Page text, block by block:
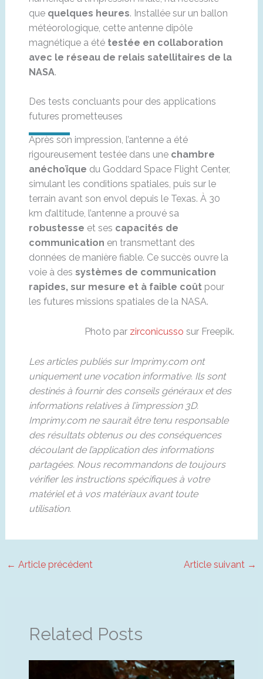
que quelques heures. Installée sur un ballon
météorologique, cette antenne dipôle
magnétique a été testée en collaboration
avec le réseau de relais satellitaires de la
NASA.
Des tests concluants pour des applications
futures prometteuses
Après son impression, l’antenne a été
rigoureusement testée dans une chambre
anéchoïque du Goddard Space Flight Center,
simulant les conditions spatiales, puis sur le
terrain avant son envol depuis le Texas. À 30
km d’altitude, l’antenne a prouvé sa
robustesse et ses capacités de
communication en transmettant des
données de manière fiable. Ce succès ouvre la
voie à des systèmes de communication
rapides, sur mesure et à faible coûtpour
les futures missions spatiales de la NASA.
Photo par zirconicusso sur Freepik.
Les articles publiés sur Imprimy.com ont
uniquement une vocation informative. Ils sont
destinés à fournir des conseils généraux et des
informations relatives à l’impression 3D.
Imprimy.com ne saurait être tenu responsable
des résultats obtenus ou des conséquences
découlant de l’application des informations
partagées. Nous recommandons de toujours
vérifier les instructions spécifiques à votre
matériel et à vos matériaux avant toute
utilisation.
← Article précédent Article suivant →
Related Posts